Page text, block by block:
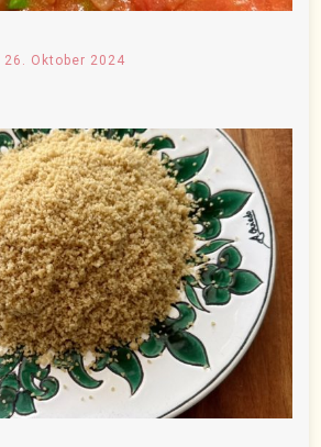
26. Oktober 2024